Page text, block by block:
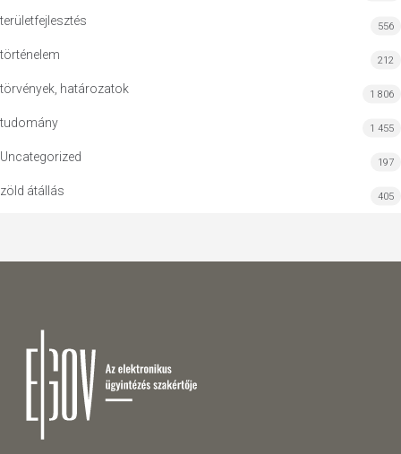
területfejlesztés 556
történelem 212
törvények, határozatok 1 806
tudomány 1 455
Uncategorized 197
zöld átállás 405